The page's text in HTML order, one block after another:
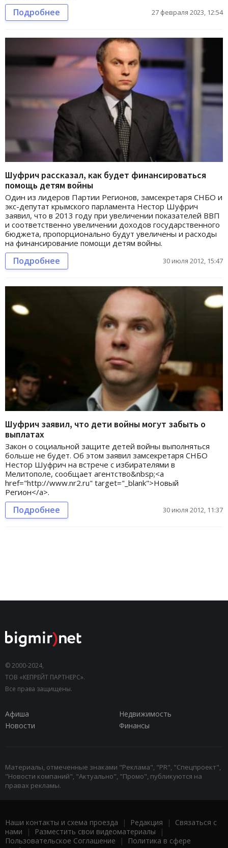
Подробнее 27 февраля 2023, 12:54
Шуфрич рассказал, как будет финансироваться
помощь детям войны
Один из лидеров Партии Регионов, замсекретаря СНБО и
экс-депутат крымского парламента Нестор Шуфрич
заявил, что в 2013 году при увеличении показателей ВВП
и соответственно увеличении доходов государственного
бюджета, пропорционально будут увеличены и расходы
на финансирование помощи детям войны.
Подробнее 30 июля 2012, 15:47
Шуфрич заявил, что дети войны могут забыть о
выплатах
Закон о социальной защите детей войны выполняться
больше не будет. Об этом заявил замсекретаря СНБО
Нестор Шуфрич на встрече с избирателями в
Мелитополе, сообщает агентство&nbsp;<a
href="http://www.nr2.ru" target="_blank">Новый
Регион</a>.
Подробнее 30 июля 2012, 11:37
© 2000-2024,
ТОВ «КЕПРЕЙТ ПАРТНЕРС».
Все права защищены.
Афиша
Недвижимость
Новости
Финансы
Материалы, отмеченные знаками "Реклама", "PR", "Спецпроект",
"Новости компаний", "Актуально", "Промо", публикуются на
правах рекламы.
Наши контакты и схема проезда | Редакция | Связаться с
нами | Разместить свои видеоматериалы |
Пользовательское Соглашение |
Политика в сфере